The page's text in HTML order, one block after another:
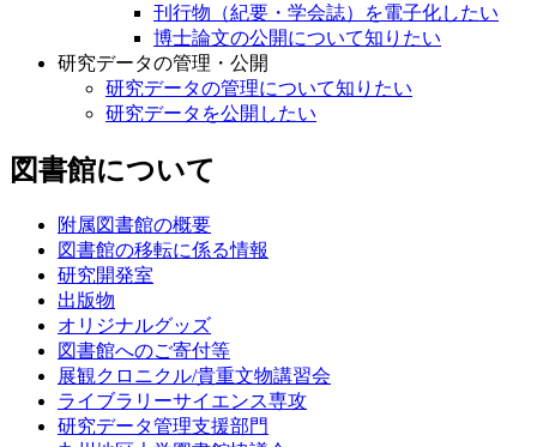
刊行物（紀要・学会誌）を電子化したい
博士論文の公開について知りたい
研究データの管理・公開
研究データの管理について知りたい
研究データを公開したい
図書館について
附属図書館の概要
図書館の移転に係る情報
研究開発室
出版物
オリジナルグッズ
図書館へのご寄付等
展観クロニクル/貴重文物講習会
ライブラリーサイエンス専攻
研究データ管理支援部門